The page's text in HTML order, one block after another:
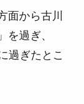
面から古川
を過ぎ、
過ぎたとこ